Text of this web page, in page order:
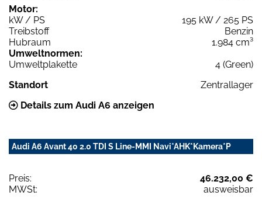
Motor:
kW / PS
195 kW / 265 PS
Treibstoff
Benzin
Hubraum
1.984 cm³
Umweltnormen:
Umweltplakette
4 (Green)
Standort
Zentrallager
Details zum Audi A6 anzeigen
Audi A6 Avant 40 2.0 TDI S Line-MMI Navi*AHK*Kamera*P
Preis:
46.232,00 €
MWSt:
ausweisbar